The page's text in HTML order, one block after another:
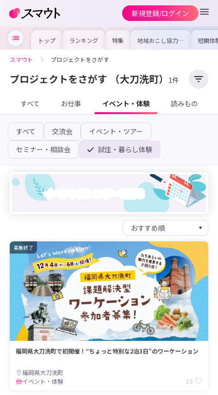
新規登録/ログイン
トップ ランキング 特集 地域おこし協力隊
の求人やイベント
を集めました！仕
けよう
短期体
り〜数
域を知
スマウト プロジェクトをさがす
プロジェクトをさがす （大刀洗町） 1件
すべて お仕事 イベント・体験 読みもの
すべて 交流会
イベント・ツアー
セミナー・相談会
試住・暮らし体験
イベントカレンダーを見る
募集終了
福岡県大刀洗町で初開催！“ちょっと特別な2泊3日”のワーケーション
福岡県大刀洗町
イベント・体験
19